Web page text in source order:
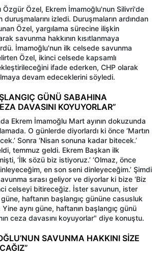
Özgür Özel, Ekrem İmamoğlu'nun Silivri'de
duruşmalarını izledi. Duruşmaların ardından
Özel, yargılama sürecine ilişkin
savunma hakkının kısıtlanmaya
İmamoğlu'nun ilk celsede savunma
Özel, ikinci celsede kapsamlı
ifade ederken, CHP olarak
devam edeceklerini söyledi.
GÜNÜ SABAHINA
DAVASINI KOYUYORLAR”
Ekrem İmamoğlu Mart ayının dokuzunda
O günlerde diyorlardı ki önce ‘Martın
Sonra ‘Nisan sonuna kadar bitecek.’
temmuz geldi. Ekrem Başkan ilk
‘İlk sözü biz istiyoruz.’ ‘Olmaz, önce
en son seni dinleyeceğim.’ Şimdi
sırası geliyor ve diyorlar ki bize ‘Biz
celseyi bitireceğiz. İster savunun, ister
güne, haftanın başlangıç gününe casusluk
aynı güne, haftanın başlangıç günü
ceza davasını koyuyorlar" diye konuştu.
SAVUNMA HAKKINI SİZE